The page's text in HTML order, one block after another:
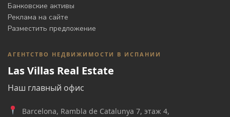
Банковские активы
Реклама на сайте
Разместить предложение
АГЕНТСТВО НЕДВИЖИМОСТИ В ИСПАНИИ
Las Villas Real Estate
Наш главный офис
Barcelona, Rambla de Catalunya 7, этаж 4,